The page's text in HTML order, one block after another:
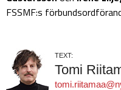
FSSMF:s
TEXT:
Tomi